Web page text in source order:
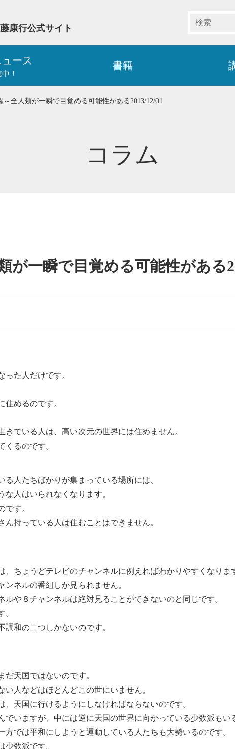
康行公式サイト
ース
！
書籍
～全人類が一瞬で目覚める可能性がある2013/12/01
コラム
が一瞬で目覚める可能性がある
た人だけです。
住めるのです。
ている人は、高い次元の世界には住めません。
くるのです。
人たちばかりが集まっている場所には、
人はいられなくなります。
です。
持っている人は住むことはできません。
、ちょうどテレビのチャンネルに例えればわかりやすくなりま
ネルの番組しか見られません。
や８チャンネルは絶対見ることができないのと同じです。
。
和の二つしかないのです。
天国ではないのです。
人などはほとんどこの世にいません。
天国に行けるようにしなければならないのです。
でいますが、中には逆に天国の世界に向かっている少数派もい
方では平和にしようと運動している人たちも大勢いるのです。
数派です。